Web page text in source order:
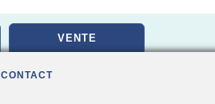
VENTE
CONTACT